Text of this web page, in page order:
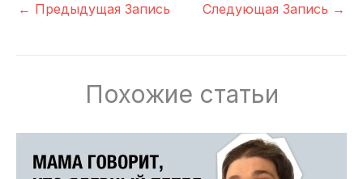
← Предыдущая Запись Следующая Запись →
Похожие статьи